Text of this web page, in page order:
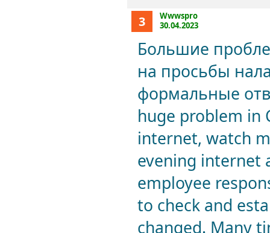
3
Wwwspro
30.04.2023
Большие
на просьбы
формальные
huge problem in
internet, watch
evening internet
employee
to check and
changed. Many